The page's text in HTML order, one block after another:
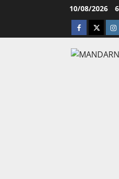
10/08/2026
facebooktwitter